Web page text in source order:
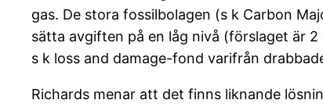
gas. De stora fossilbolagen (s k Carbon
sätta avgiften på en låg nivå (förslaget är
s k loss and damage-fond varifrån
Richards menar att det finns liknande